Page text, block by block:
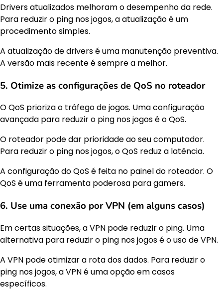
Drivers atualizados melhoram o desempenho da rede.
Para reduzir o ping nos jogos, a atualização é um
procedimento simples.
A atualização de drivers é uma manutenção preventiva.
A versão mais recente é sempre a melhor.
5. Otimize as configurações de QoS no roteador
O QoS prioriza o tráfego de jogos. Uma configuração
avançada para reduzir o ping nos jogos é o QoS.
O roteador pode dar prioridade ao seu computador.
Para reduzir o ping nos jogos, o QoS reduz a latência.
A configuração do QoS é feita no painel do roteador. O
QoS é uma ferramenta poderosa para gamers.
6. Use uma conexão por VPN (em alguns casos)
Em certas situações, a VPN pode reduzir o ping. Uma
alternativa para reduzir o ping nos jogos é o uso de VPN.
A VPN pode otimizar a rota dos dados. Para reduzir o
ping nos jogos, a VPN é uma opção em casos
específicos.